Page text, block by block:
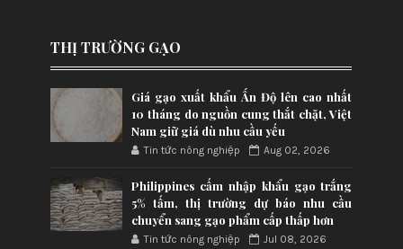
THỊ TRƯỜNG GẠO
Giá gạo xuất khẩu Ấn Độ lên cao nhất
10 tháng do nguồn cung thắt chặt, Việt
Nam giữ giá dù nhu cầu yếu
Tin tức nông nghiệp Aug 02, 2026
Philippines cấm nhập khẩu gạo trắng
5% tấm, thị trường dự báo nhu cầu
chuyển sang gạo phẩm cấp thấp hơn
Tin tức nông nghiệp Jul 08, 2026